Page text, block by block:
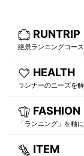
RUNTRIP
絶景ランニングコー
HEALTH
ランナーのニーズを
FASHION
「ランニング」を軸
ITEM